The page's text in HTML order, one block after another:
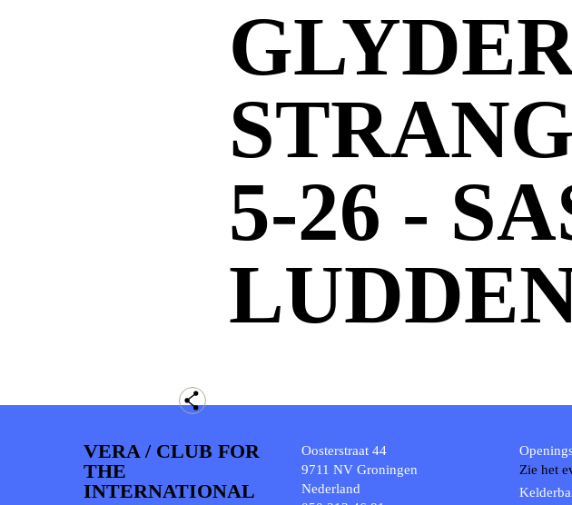
5-26 -
VERA / CLUB FOR
THE
INTERNATIONAL
Oosterstraat 44
9711 NV Groningen
Nederland
Zie het